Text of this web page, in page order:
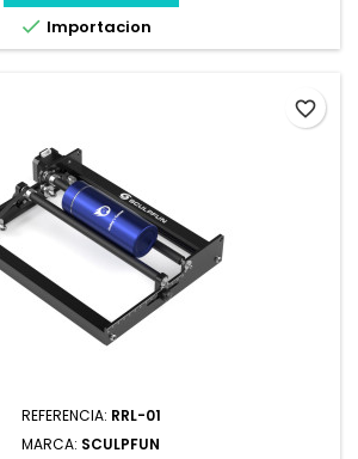
 Importacion
REFERENCIA: RRL-01
MARCA: SCULPFUN
favorite_border